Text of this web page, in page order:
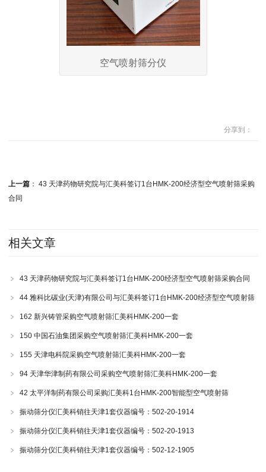
空气喷射筛分仪
分享到：
上一篇： 43 天津药物研究院与汇美科签订1台HMK-200经济型空气喷射筛采购
合同
相关文章
43 天津药物研究院与汇美科签订1台HMK-200经济型空气喷射筛采购合同
44 雅科比碳业(天津)有限公司与汇美科签订1台HMK-200经济型空气喷射筛
采购合同
162 新兴铸管采购空气喷射筛汇美科HMK-200一套
150 中国石油集团采购空气喷射筛汇美科HMK-200一套
155 天津电科院采购空气喷射筛汇美科HMK-200一套
94 天津华津制药有限公司采购空气喷射筛汇美科HMK-200一套
42 太平洋制药有限公司采购汇美科1台HMK-200智能型空气喷射筛
振动筛分仪汇美科销往天津1套仪器编号：502-20-1914
振动筛分仪汇美科销往天津1套仪器编号：502-20-1913
振动筛分仪汇美科销往天津1套仪器编号：502-12-1905